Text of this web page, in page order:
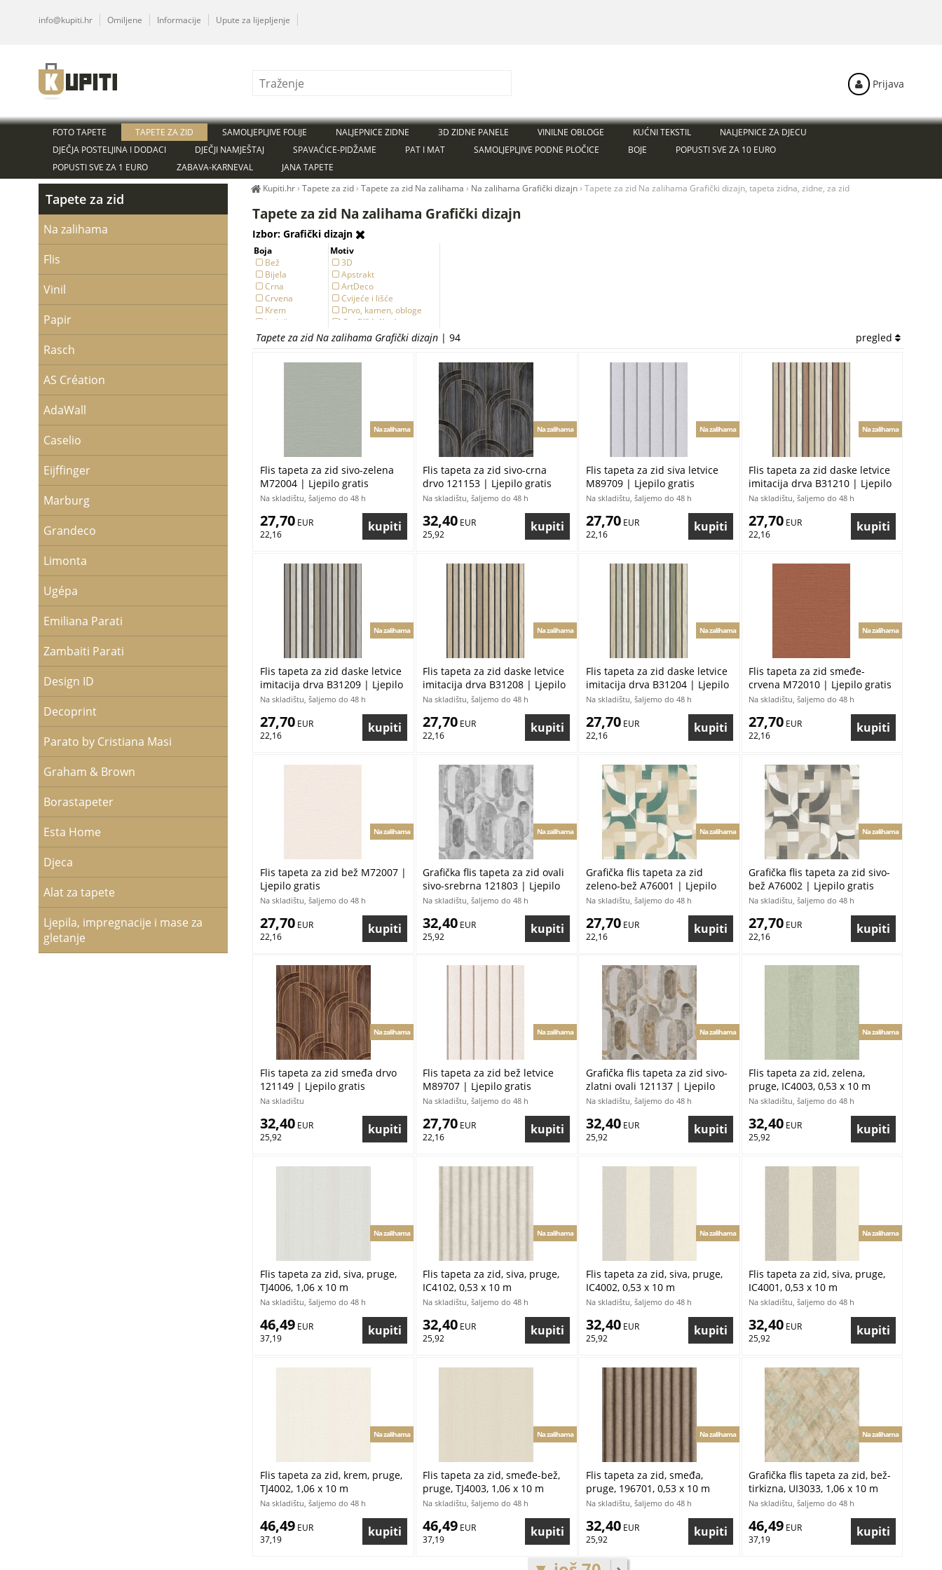
Tapete za zid Na zalihama Grafički dizajn
Izbor: Grafički dizajn
Boja
Bež
Bijela
Crna
Crvena
Krem
Ljubičasta
Metalik
Narančasta
Motiv
3D
Apstrakt
ArtDeco
Cvijeće i lišće
Drvo, kamen, obloge
Grafički dizajn
Jednobojne
Krugovi i kotači
Moderne
Tapete za zid Na zalihama Grafički dizajn | 94 pregled
Flis tapeta za zid sivo-zelena
M72004 | Ljepilo gratis
Na zalihama
Na skladištu, šaljemo do 48 h
27,70 EUR
22,16
Flis tapeta za zid sivo-crna
drvo 121153 | Ljepilo gratis
Na zalihama
Na skladištu, šaljemo do 48 h
32,40 EUR
25,92
Flis tapeta za zid siva letvice
M89709 | Ljepilo gratis
Na zalihama
Na skladištu, šaljemo do 48 h
27,70 EUR
22,16
Flis tapeta za zid daske letvice
imitacija drva B31210 | Ljepilo
gratis
Na zalihama
Na skladištu, šaljemo do 48 h
27,70 EUR
22,16
Flis tapeta za zid daske letvice
imitacija drva B31209 | Ljepilo
gratis
Na zalihama
Na skladištu, šaljemo do 48 h
27,70 EUR
22,16
Flis tapeta za zid daske letvice
imitacija drva B31208 | Ljepilo
gratis
Na zalihama
Na skladištu, šaljemo do 48 h
27,70 EUR
22,16
Flis tapeta za zid daske letvice
imitacija drva B31204 | Ljepilo
gratis
Na zalihama
Na skladištu, šaljemo do 48 h
27,70 EUR
22,16
Flis tapeta za zid smeđe-
crvena M72010 | Ljepilo gratis
Na zalihama
Na skladištu, šaljemo do 48 h
27,70 EUR
22,16
Flis tapeta za zid bež M72007 |
Ljepilo gratis
Na zalihama
Na skladištu, šaljemo do 48 h
27,70 EUR
22,16
Grafička flis tapeta za zid ovali
sivo-srebrna 121803 | Ljepilo
gratis
Na zalihama
Na skladištu, šaljemo do 48 h
32,40 EUR
25,92
Grafička flis tapeta za zid
zeleno-bež A76001 | Ljepilo
gratis
Na zalihama
Na skladištu, šaljemo do 48 h
27,70 EUR
22,16
Grafička flis tapeta za zid sivo-
bež A76002 | Ljepilo gratis
Na zalihama
Na skladištu, šaljemo do 48 h
27,70 EUR
22,16
Flis tapeta za zid smeđa drvo
121149 | Ljepilo gratis
Na zalihama
Na skladištu
32,40 EUR
25,92
Flis tapeta za zid bež letvice
M89707 | Ljepilo gratis
Na zalihama
Na skladištu, šaljemo do 48 h
27,70 EUR
22,16
Grafička flis tapeta za zid sivo-
zlatni ovali 121137 | Ljepilo
gratis
Na zalihama
Na skladištu, šaljemo do 48 h
32,40 EUR
25,92
Flis tapeta za zid, zelena,
pruge, IC4003, 0,53 x 10 m
Na zalihama
Na skladištu, šaljemo do 48 h
32,40 EUR
25,92
Flis tapeta za zid, siva, pruge,
TJ4006, 1,06 x 10 m
Na zalihama
Na skladištu, šaljemo do 48 h
46,49 EUR
37,19
Flis tapeta za zid, siva, pruge,
IC4102, 0,53 x 10 m
Na zalihama
Na skladištu, šaljemo do 48 h
32,40 EUR
25,92
Flis tapeta za zid, siva, pruge,
IC4002, 0,53 x 10 m
Na zalihama
Na skladištu, šaljemo do 48 h
32,40 EUR
25,92
Flis tapeta za zid, siva, pruge,
IC4001, 0,53 x 10 m
Na zalihama
Na skladištu, šaljemo do 48 h
32,40 EUR
25,92
Flis tapeta za zid, krem, pruge,
TJ4002, 1,06 x 10 m
Na zalihama
Na skladištu, šaljemo do 48 h
46,49 EUR
37,19
Flis tapeta za zid, smeđe-bež,
pruge, TJ4003, 1,06 x 10 m
Na zalihama
Na skladištu, šaljemo do 48 h
46,49 EUR
37,19
Flis tapeta za zid, smeđa,
pruge, 196701, 0,53 x 10 m
Na zalihama
Na skladištu, šaljemo do 48 h
32,40 EUR
25,92
Grafička flis tapeta za zid, bež-
tirkizna, UI3033, 1,06 x 10 m
Na zalihama
Na skladištu, šaljemo do 48 h
46,49 EUR
37,19
Tapete za zid
Na zalihama
Flis
Vinil
Papir
Rasch
AS Création
AdaWall
Caselio
Eijffinger
Marburg
Grandeco
Limonta
Ugépa
Emiliana Parati
Zambaiti Parati
Design ID
Decoprint
Parato by Cristiana Masi
Graham & Brown
Borastapeter
Esta Home
Djeca
Alat za tapete
Ljepila, impregnacije i mase za
gletanje
FOTO TAPETE TAPETE ZA ZID SAMOLJEPLJIVE FOLIJE NALJEPNICE ZIDNE 3D ZIDNE PANELE VINILNE OBLOGE KUĆNI TEKSTIL
NALJEPNICE ZA DJECU
DJEČJA POSTELJINA I DODACI
DJEČJI NAMJEŠTAJ SPAVAĆICE-PIDŽAME PAT I MAT SAMOLJEPLJIVE PODNE PLOČICE BOJE
POPUSTI SVE ZA 10 EURO
POPUSTI SVE ZA 1 EURO
ZABAVA-KARNEVAL JANA TAPETE
Kupiti.hr›Tapete za zid ›Tapete za zid Na zalihama › Na zalihama Grafički dizajn ›Tapete za zid Na zalihama Grafički dizajn, tapeta zidna, zidne, za zid
info@kupiti.hr Omiljene Informacije Upute za lijepljenje
Prijava